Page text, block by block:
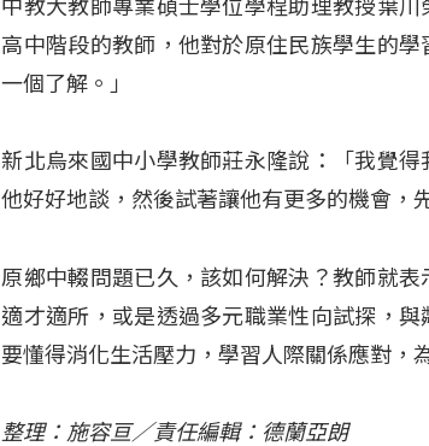
中教大教師專業碩士學位學程助理教授葉
高中階段的教師，他對於原住民族學生的
一個了解。」
新北烏來國中小學教師莊永隆說：「我覺
他好好地談，然後試著讓他有更多的機會，
原鄉中輟問題已久，該如何解決？教師就
適才適所，或是透過多元職業性向試探，
要懂得消化生活壓力，學習人際關係應對，
整理：施容亘／責任編輯：德蘭亞朗